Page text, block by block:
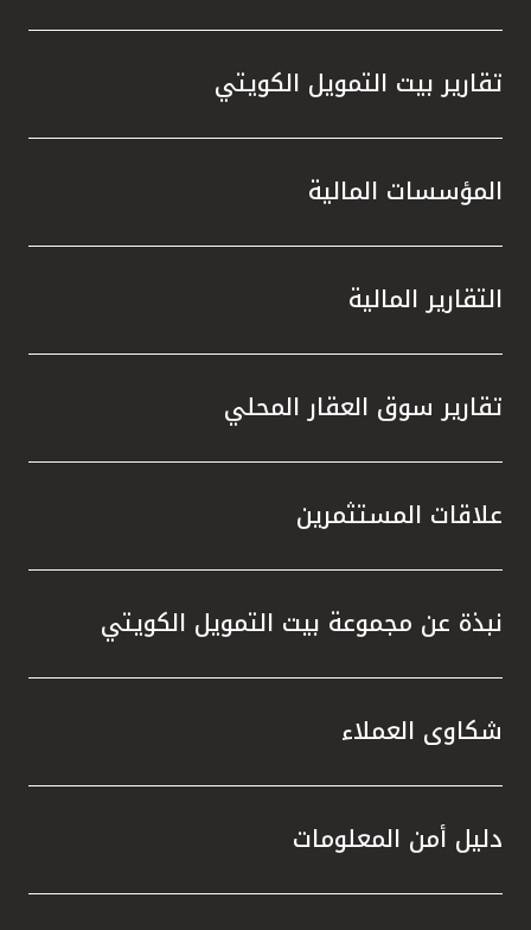
تقارير بيت التمويل الكويتي
المؤسسات المالية
التقارير المالية
تقارير سوق العقار المحلي
علاقات المستثمرين
نبذة عن مجموعة بيت التمويل الكويتي
شكاوى العملاء
دليل أمن المعلومات